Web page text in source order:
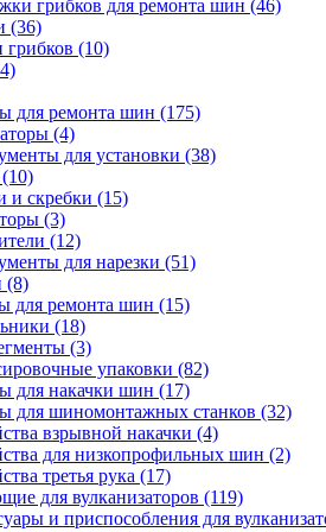
грибков для ремонта шин (46)
(36)
(10)
для ремонта шин (175)
(4)
для установки (38)
(10)
и скребки (15)
(3)
(12)
для нарезки (51)
(8)
для ремонта шин (15)
(18)
(3)
упаковки (82)
для накачки шин (17)
для шиномонтажных станков (32)
взрывной накачки (4)
для низкопрофильных шин (2)
третья рука (17)
для вулканизаторов (119)
и приспособления для